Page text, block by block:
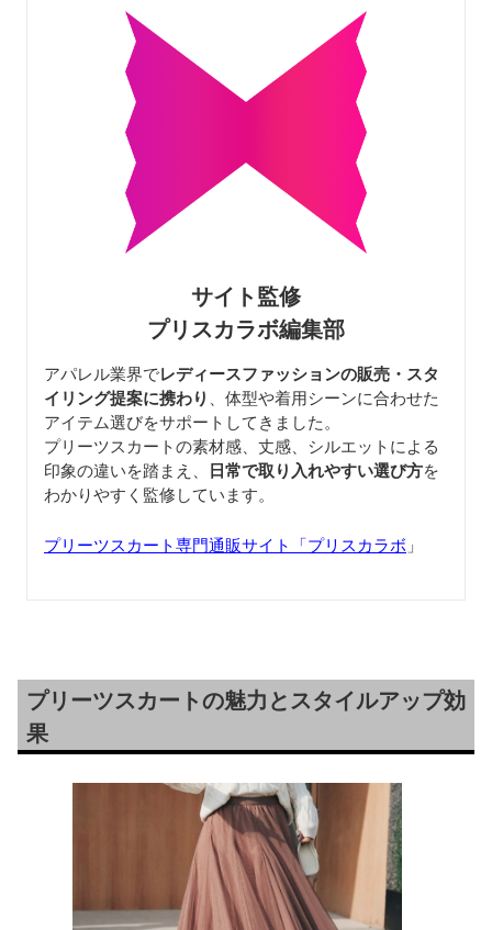
サイト監修
プリスカラボ編集部
アパレル業界でレディースファッションの販売・スタ
イリング提案に携わり
、体型や着用シーンに合わせた
アイテム選びをサポートしてきました。
プリーツスカートの素材感、丈感、シルエットによる
印象の違いを踏まえ、 日常で取り入れやすい選び方を
わかりやすく監修しています。
プリーツスカート専門通販サイト「プリスカラボ 」
プリーツスカートの魅力とスタイルアップ効
果